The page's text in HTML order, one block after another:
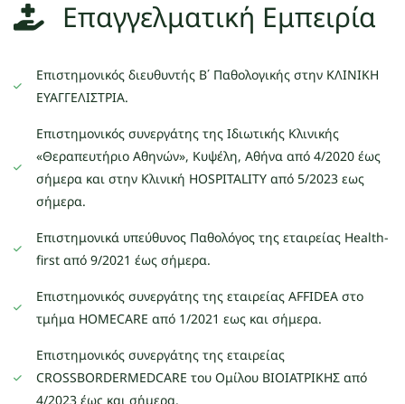
Επαγγελματική Εμπειρία
Επιστημονικός διευθυντής Β΄ Παθολογικής στην ΚΛΙΝΙΚΗ
ΕΥΑΓΓΕΛΙΣΤΡΙΑ.
Επιστημονικός συνεργάτης της Ιδιωτικής Κλινικής
«Θεραπευτήριο Αθηνών», Κυψέλη, Αθήνα από 4/2020 έως
σήμερα και στην Κλινική HOSPITALITY από 5/2023 εως
σήμερα.
Επιστημονικά υπεύθυνος Παθολόγος της εταιρείας Ηealth-
first από 9/2021 έως σήμερα.
Επιστημονικός συνεργάτης της εταιρείας ΑFFIDEA στο
τμήμα HOMECARE από 1/2021 εως και σήμερα.
Επιστημονικός συνεργάτης της εταιρείας
CROSSBORDERMEDCARE του Ομίλου ΒΙΟΙΑΤΡΙΚΗΣ από
4/2023 έως και σήμερα.